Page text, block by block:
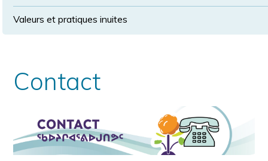
Valeurs et pratiques inuites
Contact